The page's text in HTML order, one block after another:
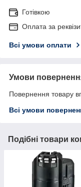
Готівкою
Оплата за
Всі умови оплати
Умови
Повернення товару
Всі умови
Подібні товари